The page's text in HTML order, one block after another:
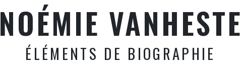
NOÉMIE VANHESTE
ÉLÉMENTS DE BIOGRAPHIE